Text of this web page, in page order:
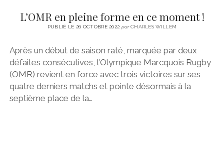
L’OMR en pleine forme en ce moment !
PUBLIÉ LE 26 OCTOBRE 2022 parCHARLES WILLEM
Après un début de saison raté, marquée par deux
défaites consécutives, l’Olympique Marcquois Rugby
(OMR) revient en force avec trois victoires sur ses
quatre derniers matchs et pointe désormais à la
septième place de la…